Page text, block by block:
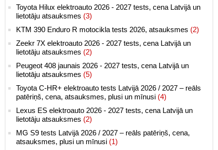
Toyota Hilux elektroauto 2026 - 2027 tests, cena Latvijā un
lietotāju atsauksmes (3)
KTM 390 Enduro R motocikla tests 2026, atsauksmes (2)
Zeekr 7X elektroauto 2026 - 2027 tests, cena Latvijā un
lietotāju atsauksmes (2)
Peugeot 408 jaunais 2026 - 2027 tests, cena Latvijā un
lietotāju atsauksmes (5)
Toyota C-HR+ elektroauto tests Latvijā 2026 / 2027 – reāls
patēriņš, cena, atsauksmes, plusi un mīnusi (4)
Lexus ES elektroauto 2026 - 2027 tests, cena Latvijā un
lietotāju atsauksmes (2)
MG S9 tests Latvijā 2026 / 2027 – reāls patēriņš, cena,
atsauksmes, plusi un mīnusi (1)